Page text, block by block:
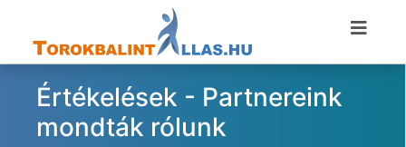
Értékelések - Partnereink
mondták rólunk